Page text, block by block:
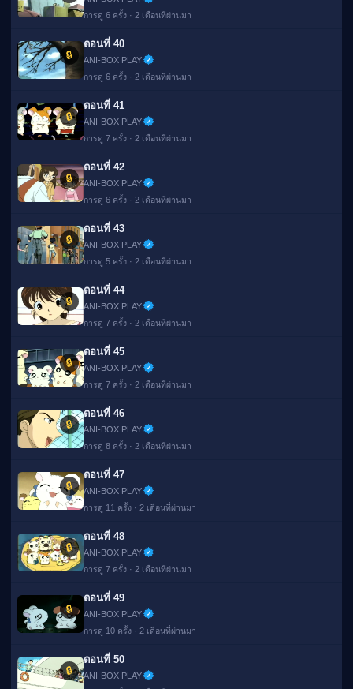
การดู 6 ครั้ง · 2 เดือนที่ผ่านมา
🔒
ตอนที่ 40
ANI-BOX PLAY
การดู 6 ครั้ง · 2 เดือนที่ผ่านมา
🔒
ตอนที่ 41
ANI-BOX PLAY
การดู 7 ครั้ง · 2 เดือนที่ผ่านมา
🔒
ตอนที่ 42
ANI-BOX PLAY
การดู 6 ครั้ง · 2 เดือนที่ผ่านมา
🔒
ตอนที่ 43
ANI-BOX PLAY
การดู 5 ครั้ง · 2 เดือนที่ผ่านมา
🔒
ตอนที่ 44
ANI-BOX PLAY
การดู 7 ครั้ง · 2 เดือนที่ผ่านมา
🔒
ตอนที่ 45
ANI-BOX PLAY
การดู 7 ครั้ง · 2 เดือนที่ผ่านมา
🔒
ตอนที่ 46
ANI-BOX PLAY
การดู 8 ครั้ง · 2 เดือนที่ผ่านมา
🔒
ตอนที่ 47
ANI-BOX PLAY
การดู 11 ครั้ง · 2 เดือนที่ผ่านมา
🔒
ตอนที่ 48
ANI-BOX PLAY
การดู 7 ครั้ง · 2 เดือนที่ผ่านมา
🔒
ตอนที่ 49
ANI-BOX PLAY
การดู 10 ครั้ง · 2 เดือนที่ผ่านมา
🔒
ตอนที่ 50
ANI-BOX PLAY